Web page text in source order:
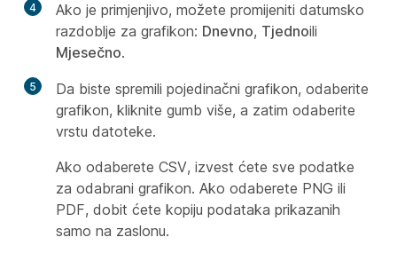
4
Ako je primjenjivo, možete promijeniti datumsko
razdoblje za grafikon: Dnevno, Tjednoili
Mjesečno.
5
Da biste spremili pojedinačni grafikon, odaberite
grafikon, kliknite gumb više, a zatim odaberite
vrstu datoteke.
Ako odaberete CSV, izvest ćete sve podatke
za odabrani grafikon. Ako odaberete PNG ili
PDF, dobit ćete kopiju podataka prikazanih
samo na zaslonu.